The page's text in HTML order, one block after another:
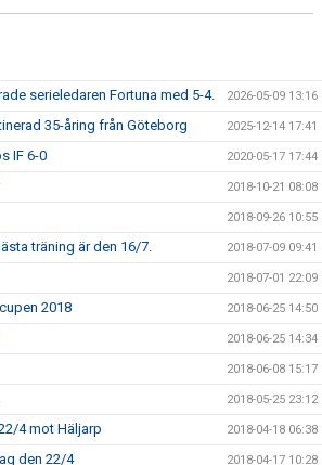
serieledaren Fortuna med 5-4. 2026-05-09 13:16
35-åring från Göteborg 2025-12-14 17:41
IF 6-0 2020-05-17 17:44
2018-10-21 08:08
2018-09-26 10:55
träning är den 16/7. 2018-07-09 09:41
2018-07-01 22:09
2018 2018-06-25 14:50
2018-06-25 14:34
2018-06-08 15:17
2018-05-25 23:12
4 mot Häljarp 2018-04-18 06:38
den 22/4 2018-04-17 10:28